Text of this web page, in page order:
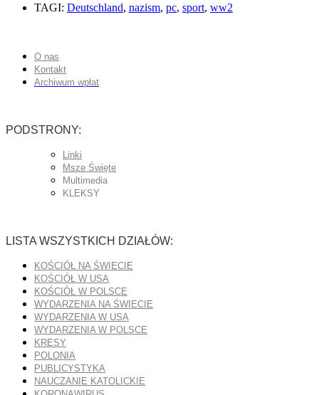
TAGI: Deutschland, nazism, pc, sport, ww2
O nas
Kontakt
Archiwum wpłat
PODSTRONY:
Linki
Msze Święte
Multimedia
KLEKSY
LISTA WSZYSTKICH DZIAŁÓW:
KOŚCIÓŁ NA ŚWIECIE
KOŚCIÓŁ W USA
KOŚCIÓŁ W POLSCE
WYDARZENIA NA ŚWIECIE
WYDARZENIA W USA
WYDARZENIA W POLSCE
KRESY
POLONIA
PUBLICYSTYKA
NAUCZANIE KATOLICKIE